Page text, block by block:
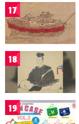
17
18
19